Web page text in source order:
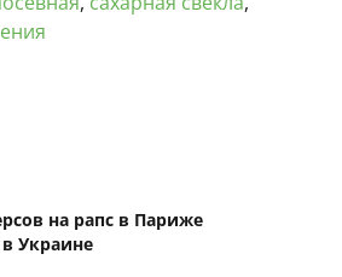
на рапс в Париже
Украине